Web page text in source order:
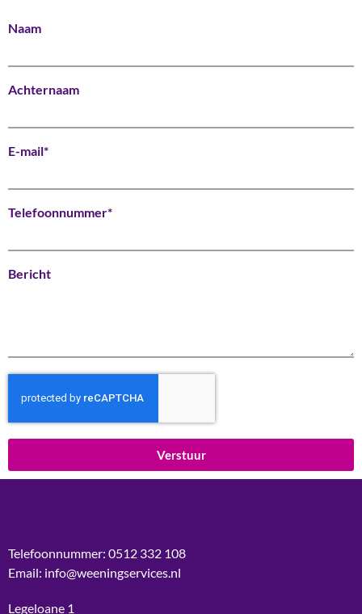
Naam
Achternaam
E-mail*
Telefoonnummer*
Bericht
Verstuur
Telefoonnummer: 0512 332 108
Email: info@weeningservices.nl
Legeloane 1